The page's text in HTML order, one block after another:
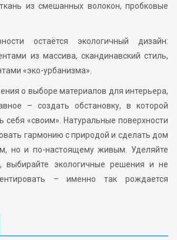
из смешанных волокон, пробковые
остаётся экологичный дизайн:
из массива, скандинавский стиль,
«эко-урбанизма».
о выборе материалов для интерьера,
– создать обстановку, в которой
себя «своим». Натуральные поверхности
гармонию с природой и сделать дом
но и по-настоящему живым. Уделяйте
выбирайте экологичные решения и не
– именно так рождается